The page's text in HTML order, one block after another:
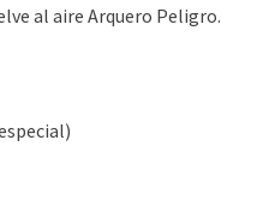
al aire Arquero Peligro.